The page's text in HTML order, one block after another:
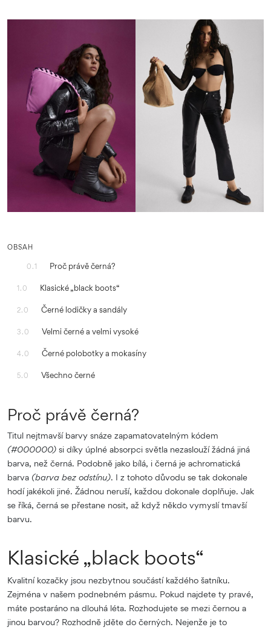
OBSAH
0.1 Proč právě černá?
1.0 Klasické „black boots“
2.0 Černé lodičky a sandály
3.0 Velmi černé a velmi vysoké
4.0 Černé polobotky a mokasíny
5.0 Všechno černé
Proč právě černá?
Titul nejtmavší barvy snáze zapamatovatelným kódem
(#000000) si díky úplné absorpci světla nezaslouží žádná jiná
barva, než černá. Podobně jako bílá, i černá je achromatická
barva (barva bez odstínu). I z tohoto důvodu se tak dokonale
hodí jakékoli jiné. Žádnou neruší, každou dokonale doplňuje. Jak
se říká, černá se přestane nosit, až když někdo vymyslí tmavší
barvu.
Klasické „black boots“
Kvalitní kozačky jsou nezbytnou součástí každého šatníku.
Zejména v našem podnebném pásmu. Pokud najdete ty pravé,
máte postaráno na dlouhá léta. Rozhodujete se mezi černou a
jinou barvou? Rozhodně jděte do černých. Nejenže je to